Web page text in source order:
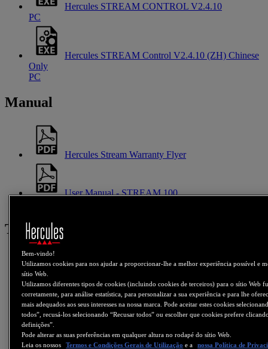
Hercules STREAM CONTROL V2.4.10
PC
Hercules STREAM Control V2.4.10 (ZH) Chinese
Only
PC
Manual
Hercules Stream Warranty Flyer
User Manual - STREAM 100
Tutorial
Bem-vindo!
Utilizamos cookies para nos ajudar a proporcionar-lhe a melhor experiência possível e
sítio Web.
Utilizamos diferentes tipos de cookies (incluindo cookies de terceiros) para o sítio Web
corretamente, para análise estatística, para personalizar a sua experiência e para lhe
mais adequados aos seus interesses na nossa marca. Pode aceitar estes cookies
todos”, recusá-los selecionando “Recusar todos” ou escolher que cookies prefere
definições”.
Pode alterar as suas preferências em qualquer altura no rodapé do sítio Web.
Leia os nossos
Termos e Condições Gerais de Utilização e a nossa Política de